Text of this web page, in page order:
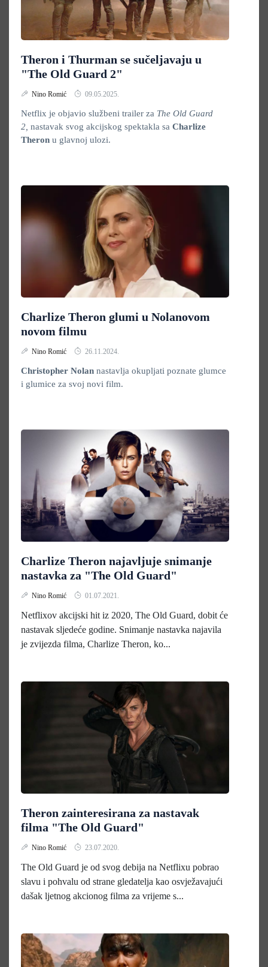
Theron i Thurman se sučeljavaju u
"The Old Guard 2"
Nino Romić 09.05.2025.
Netflix je objavio službeni trailer za The Old Guard
2, nastavak svog akcijskog spektakla sa Charlize
Theron u glavnoj ulozi.
Charlize Theron glumi u Nolanovom
novom filmu
Nino Romić 26.11.2024.
Christopher Nolan nastavlja okupljati poznate glumce
i glumice za svoj novi film.
Charlize Theron najavljuje snimanje
nastavka za "The Old Guard"
Nino Romić 01.07.2021.
Netflixov akcijski hit iz 2020, The Old Guard, dobit će
nastavak sljedeće godine. Snimanje nastavka najavila
je zvijezda filma, Charlize Theron, ko...
Theron zainteresirana za nastavak
filma "The Old Guard"
Nino Romić 23.07.2020.
The Old Guard je od svog debija na Netflixu pobrao
slavu i pohvalu od strane gledatelja kao osvježavajući
dašak ljetnog akcionog filma za vrijeme s...